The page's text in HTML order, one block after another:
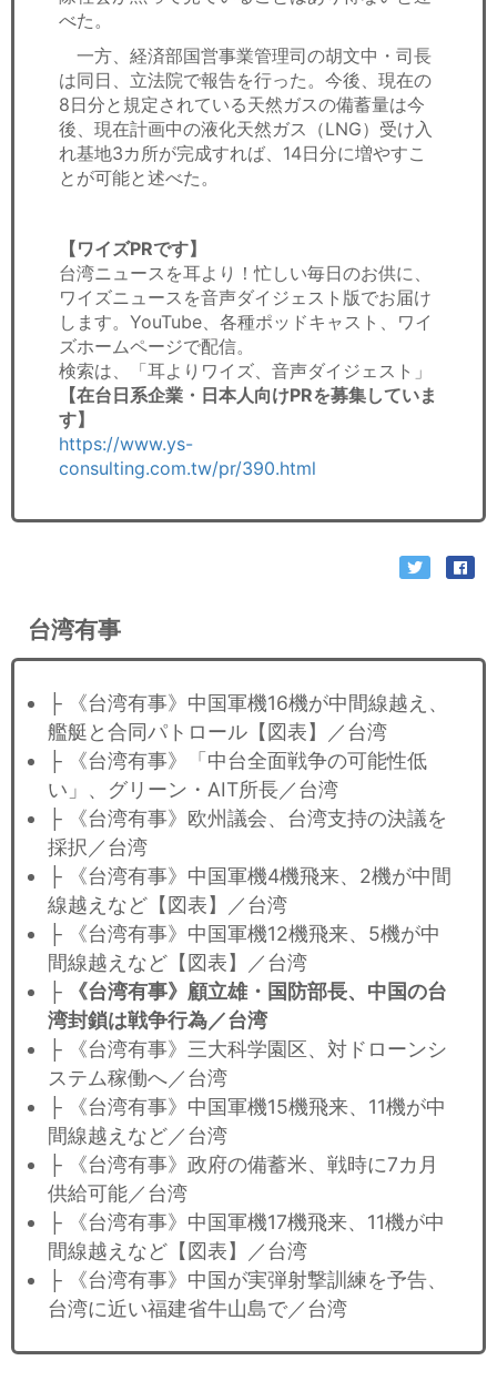
べた。
一方、経済部国営事業管理司の胡文中・司長
は同日、立法院で報告を行った。今後、現在の
8日分と規定されている天然ガスの備蓄量は今
後、現在計画中の液化天然ガス（LNG）受け入
れ基地3カ所が完成すれば、14日分に増やすこ
とが可能と述べた。
【ワイズPRです】
台湾ニュースを耳より！忙しい毎日のお供に、
ワイズニュースを音声ダイジェスト版でお届け
します。YouTube、各種ポッドキャスト、ワイ
ズホームページで配信。
検索は、「耳よりワイズ、音声ダイジェスト」
【在台日系企業・日本人向けPRを募集していま
す】
https://www.ys-
consulting.com.tw/pr/390.html
台湾有事
├ 《台湾有事》中国軍機16機が中間線越え、
艦艇と合同パトロール【図表】／台湾
├ 《台湾有事》「中台全面戦争の可能性低
い」、グリーン・AIT所長／台湾
├ 《台湾有事》欧州議会、台湾支持の決議を
採択／台湾
├ 《台湾有事》中国軍機4機飛来、2機が中間
線越えなど【図表】／台湾
├ 《台湾有事》中国軍機12機飛来、5機が中
間線越えなど【図表】／台湾
├
《台湾有事》顧立雄・国防部長、中国の台
湾封鎖は戦争行為／台湾
├ 《台湾有事》三大科学園区、対ドローンシ
ステム稼働へ／台湾
├ 《台湾有事》中国軍機15機飛来、11機が中
間線越えなど／台湾
├ 《台湾有事》政府の備蓄米、戦時に7カ月
供給可能／台湾
├ 《台湾有事》中国軍機17機飛来、11機が中
間線越えなど【図表】／台湾
├ 《台湾有事》中国が実弾射撃訓練を予告、
台湾に近い福建省牛山島で／台湾